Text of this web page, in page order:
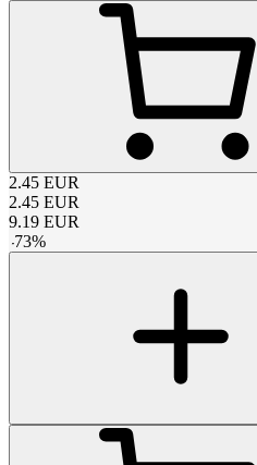
2.45 EUR
2.45 EUR
9.19 EUR
-73%